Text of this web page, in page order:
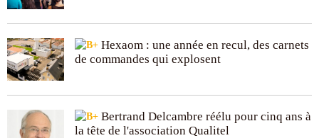
Hexaom : une année en recul, des carnets
de commandes qui explosent
Bertrand Delcambre réélu pour cinq ans à
la tête de l'association Qualitel